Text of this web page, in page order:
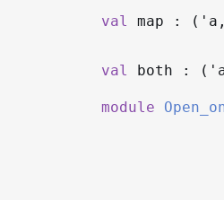
val map : ( 'a
val both : (
module